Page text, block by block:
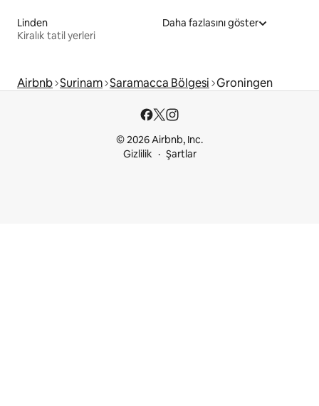
Linden
Kiralık tatil yerleri
Daha fazlasını göster
Airbnb Surinam Saramacca Bölgesi Groningen
© 2026 Airbnb, Inc.
Gizlilik
Şartlar